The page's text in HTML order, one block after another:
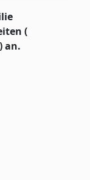
(
an.